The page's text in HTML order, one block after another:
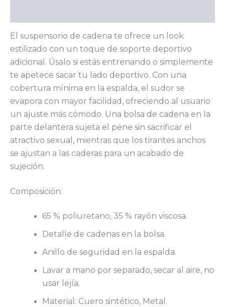
El suspensorio de cadena te ofrece un look
estilizado con un toque de soporte deportivo
adicional. Úsalo si estás entrenando o simplemente
te apetece sacar tu lado deportivo. Con una
cobertura mínima en la espalda, el sudor se
evapora con mayor facilidad, ofreciendo al usuario
un ajuste más cómodo. Una bolsa de cadena en la
parte delantera sujeta el pene sin sacrificar el
atractivo sexual, mientras que los tirantes anchos
se ajustan a las caderas para un acabado de
sujeción.
Composición:
65 % poliuretano, 35 % rayón viscosa.
Detalle de cadenas en la bolsa.
Anillo de seguridad en la espalda.
Lavar a mano por separado, secar al aire, no
usar lejía.
Material: Cuero sintético, Metal.